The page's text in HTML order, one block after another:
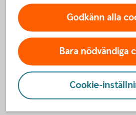
Fonder
Var i appen kan jag göra en
Godkänn alla
Bara nödvändiga
Cookie-